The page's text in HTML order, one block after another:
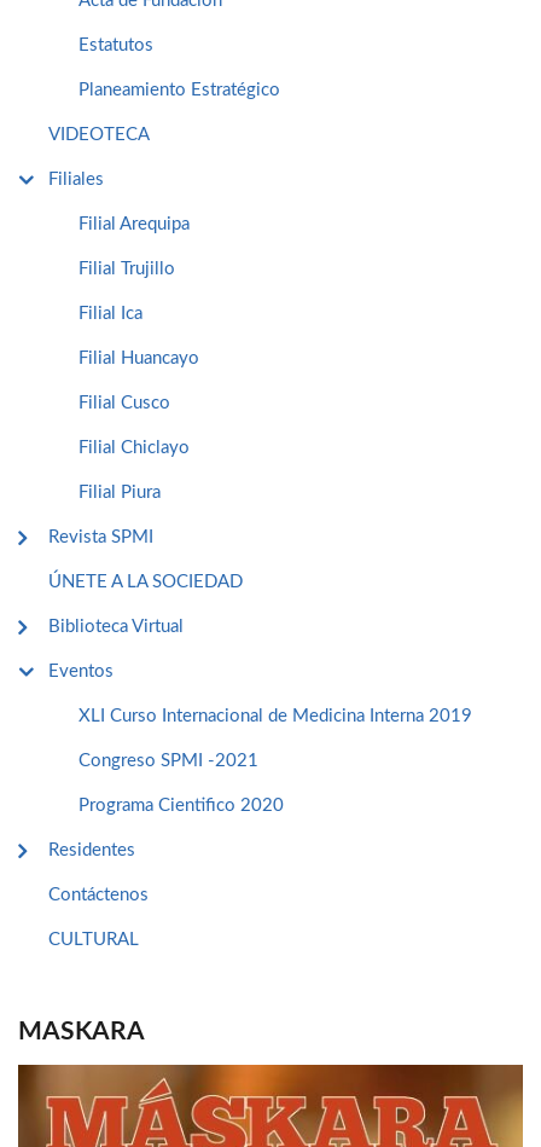
Estatutos
Planeamiento Estratégico
VIDEOTECA
Filiales
Filial Arequipa
Filial Trujillo
Filial Ica
Filial Huancayo
Filial Cusco
Filial Chiclayo
Filial Piura
Revista SPMI
ÚNETE A LA SOCIEDAD
Biblioteca Virtual
Eventos
XLI Curso Internacional de Medicina Interna 2019
Congreso SPMI -2021
Programa Cientifico 2020
Residentes
Contáctenos
CULTURAL
MASKARA